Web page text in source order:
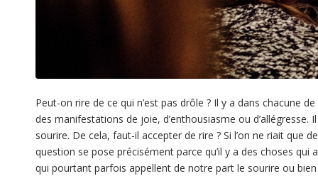
Peut-on rire de ce qui n’est pas drôle ? Il y a dans chacune
des manifestations de joie, d’enthousiasme ou
sourire. De cela, faut-il accepter de rire ? Si l’on ne riait que
question se pose précisément parce qu’il y a des choses
qui pourtant parfois appellent de notre part le sourire ou